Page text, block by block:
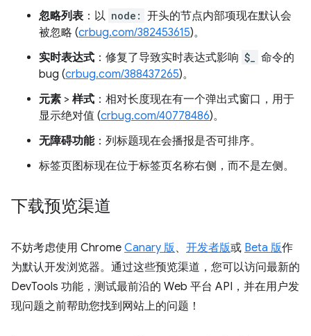
忽略列表 ：以 node: 开头的节点内部项现在默认会
被忽略 (crbug.com/382453615)。
实时表达式 ：修复了导致实时表达式影响 $_
命令的
bug (crbug.com/388437265)。
元素 > 样式 ：相对长度现在有一个弹出式窗口，用于
显示绝对值 (crbug.com/40778486)。
无障碍功能：列标题现在会播报是否可排序。
标签页图标现在位于标签页名称右侧，而不是左侧。
下载预览渠道
不妨考虑使用 Chrome Canary 版 、 开发者版或 Beta 版作
为默认开发浏览器。通过这些预览渠道，您可以访问最新的
DevTools 功能，测试最前沿的 Web 平台 API，并在用户发
现问题之前帮助您找到网站上的问题！